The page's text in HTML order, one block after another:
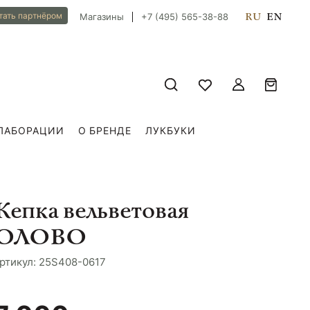
партнёром Магазины +7 (495) 565-38-88 RU EN
О БРЕНДЕ ЛУКБУКИ
вельветовая
25S408-0617